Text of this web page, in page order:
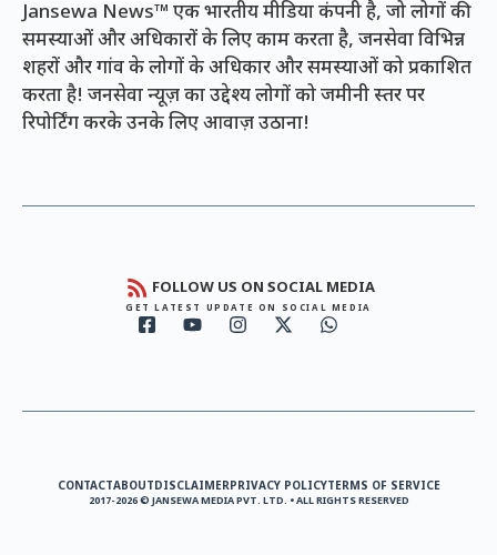
Jansewa News™ एक भारतीय मीडिया कंपनी है, जो लोगों की
समस्याओं और अधिकारों के लिए काम करता है, जनसेवा विभिन्न
शहरों और गांव के लोगों के अधिकार और समस्याओं को प्रकाशित
करता है! जनसेवा न्यूज़ का उद्देश्य लोगों को जमीनी स्तर पर
रिपोर्टिंग करके उनके लिए आवाज़ उठाना!
FOLLOW US ON SOCIAL MEDIA
GET LATEST UPDATE ON SOCIAL MEDIA
CONTACTABOUTDISCLAIMERPRIVACY POLICYTERMS OF SERVICE
2017-2026 © JANSEWA MEDIA PVT. LTD. • ALL RIGHTS RESERVED